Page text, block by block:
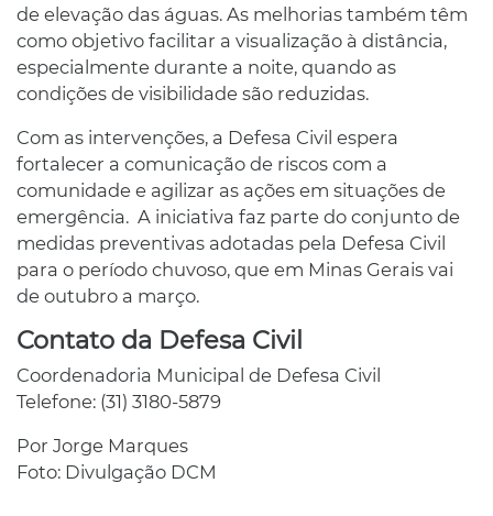
de elevação das águas. As melhorias também têm
como objetivo facilitar a visualização à distância,
especialmente durante a noite, quando as
condições de visibilidade são reduzidas.
Com as intervenções, a Defesa Civil espera
fortalecer a comunicação de riscos com a
comunidade e agilizar as ações em situações de
emergência. A iniciativa faz parte do conjunto de
medidas preventivas adotadas pela Defesa Civil
para o período chuvoso, que em Minas Gerais vai
de outubro a março.
Contato da Defesa Civil
Coordenadoria Municipal de Defesa Civil
Telefone: (31) 3180-5879
Por Jorge Marques
Foto: Divulgação DCM